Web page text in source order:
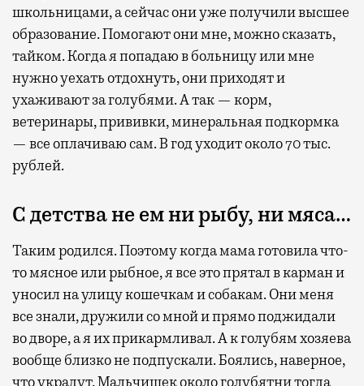
Настроение перед отпуском не должно
зависеть от того, достанется ли вам на борту
курица или будет уже только рыба.
В столичных аэропортах открыты самые
разные гастрономические проекты,
а заказать можно что угодно — от стейка
до устриц. А еще можно начать знакомство
школьницами, а сейчас они уже получили высшее
образование. Помогают они мне, можно сказать,
тайком. Когда я попадаю в больницу или мне
нужно уехать отдохнуть, они приходят и
ухаживают за голубями. А так — корм,
ветеринары, прививки, минеральная подкормка
— все оплачиваю сам. В год уходит около 70 тыс.
рублей.
С детства не ем ни рыбу, ни мяса…
Таким родился. Поэтому когда мама готовила что-
то мясное или рыбное, я все это прятал в карман и
уносил на улицу кошечкам и собакам. Они меня
все знали, дружили со мной и прямо поджидали
во дворе, а я их прикармливал. А к голубям хозяева
вообще близко не подпускали. Боялись, наверное,
что украдут. Мальчишек около голубятни тогда